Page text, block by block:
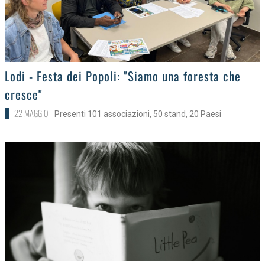
>Lodi - Festa dei Popoli: "Siamo una foresta che
cresce"
22 MAGGIO Presenti 101 associazioni, 50 stand, 20 Paesi